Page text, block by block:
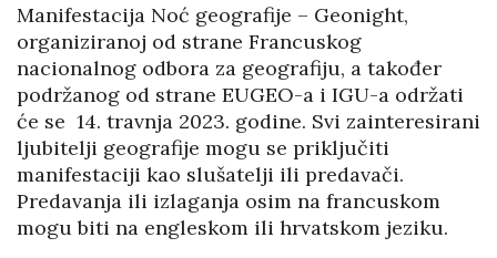
Manifestacija Noć geografije – Geonight,
organiziranoj od strane Francuskog
nacionalnog odbora za geografiju, a također
podržanog od strane EUGEO-a i IGU-a održati
će se 14. travnja 2023. godine. Svi zainteresirani
ljubitelji geografije mogu se priključiti
manifestaciji kao slušatelji ili predavači.
Predavanja ili izlaganja osim na francuskom
mogu biti na engleskom ili hrvatskom jeziku.